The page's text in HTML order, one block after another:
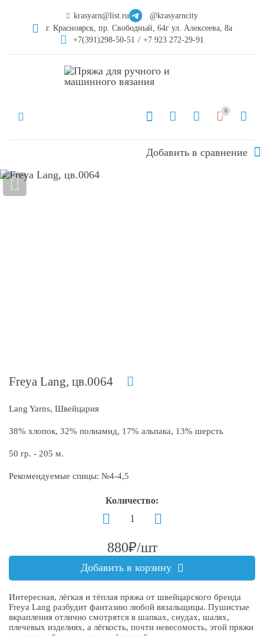
krasyarn@list.ru
@krasyarncity
г. Красноярск, пр. Свободный, 64г ул. Алексеева, 8а
+7(391)298-50-51 / +7 923 272-29-91
0
Добавить в сравнение
Freya Lang, цв.0064
Lang Yarns, Швейцария
38% хлопок, 32% полиамид, 17% альпака, 13% шерсть
50 гр. - 205 м.
Рекомендуемые спицы: №4-4,5
Количество:
880₽/шт
Добавить в корзину
Интересная, лёгкая и тёплая пряжа от швейцарского бренда
Freya Lang разбудит фантазию любой вязальщицы. Пушистые
вкрапления отлично смотрятся в шапках, снудах, шалях,
плечевых изделиях, а лёгкость, почти невесомость, этой пряжи